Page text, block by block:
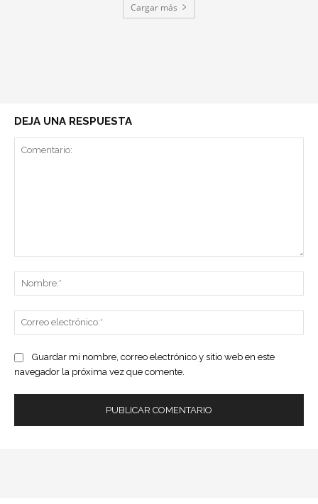
Cargar más
DEJA UNA RESPUESTA
Guardar mi nombre, correo electrónico y sitio web en este
navegador la próxima vez que comente.